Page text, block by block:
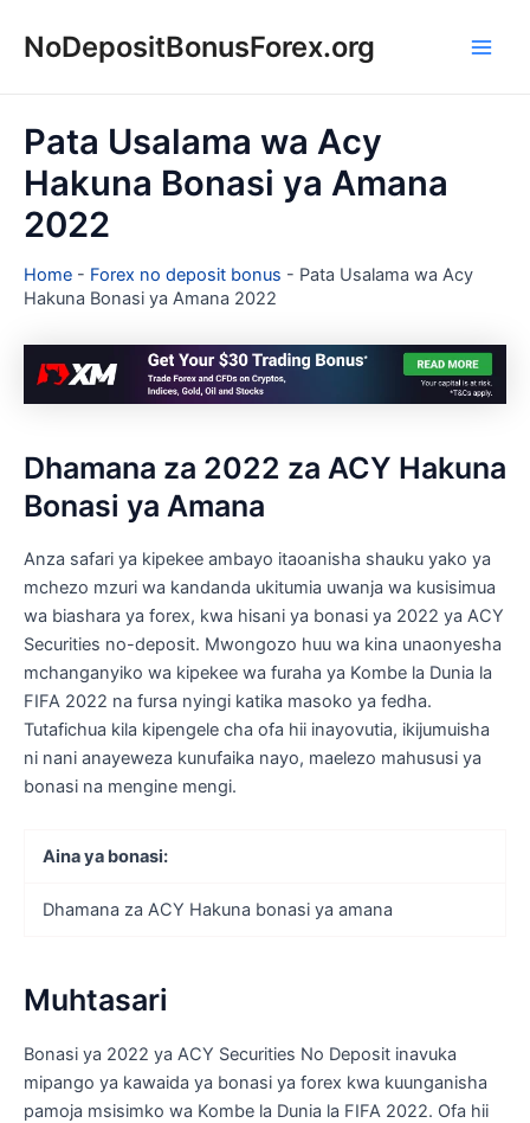
NoDepositBonusForex.org
Pata Usalama wa Acy
Hakuna Bonasi ya Amana
2022
Home - Forex no deposit bonus - Pata Usalama wa Acy
Hakuna Bonasi ya Amana 2022
Dhamana za 2022 za ACY Hakuna
Bonasi ya Amana
Anza safari ya kipekee ambayo itaoanisha shauku yako ya
mchezo mzuri wa kandanda ukitumia uwanja wa kusisimua
wa biashara ya forex, kwa hisani ya bonasi ya 2022 ya ACY
Securities no-deposit. Mwongozo huu wa kina unaonyesha
mchanganyiko wa kipekee wa furaha ya Kombe la Dunia la
FIFA 2022 na fursa nyingi katika masoko ya fedha.
Tutafichua kila kipengele cha ofa hii inayovutia, ikijumuisha
ni nani anayeweza kunufaika nayo, maelezo mahususi ya
bonasi na mengine mengi.
Aina ya bonasi:
Dhamana za ACY Hakuna bonasi ya amana
Muhtasari
Bonasi ya 2022 ya ACY Securities No Deposit inavuka
mipango ya kawaida ya bonasi ya forex kwa kuunganisha
pamoja msisimko wa Kombe la Dunia la FIFA 2022. Ofa hii